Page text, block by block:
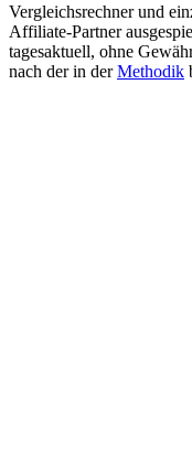
Vergleichsrechner und
Affiliate-Partner
tagesaktuell, ohne
nach der in derMethodik